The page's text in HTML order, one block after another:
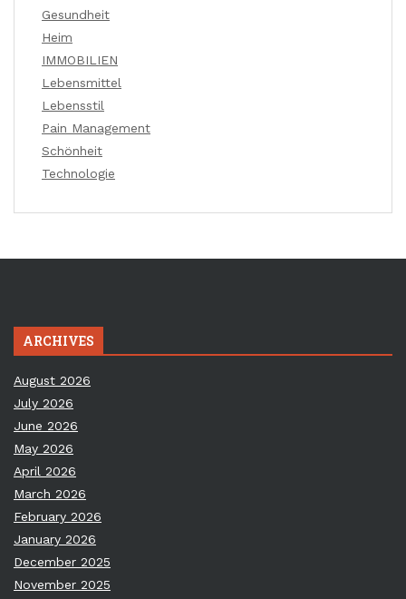
Gesundheit
Heim
IMMOBILIEN
Lebensmittel
Lebensstil
Pain Management
Schönheit
Technologie
ARCHIVES
August 2026
July 2026
June 2026
May 2026
April 2026
March 2026
February 2026
January 2026
December 2025
November 2025